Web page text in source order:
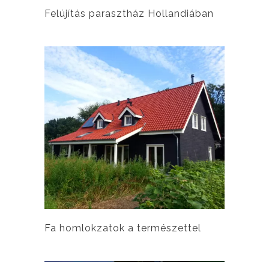
Felújítás parasztház Hollandiában
Fa homlokzatok a természettel